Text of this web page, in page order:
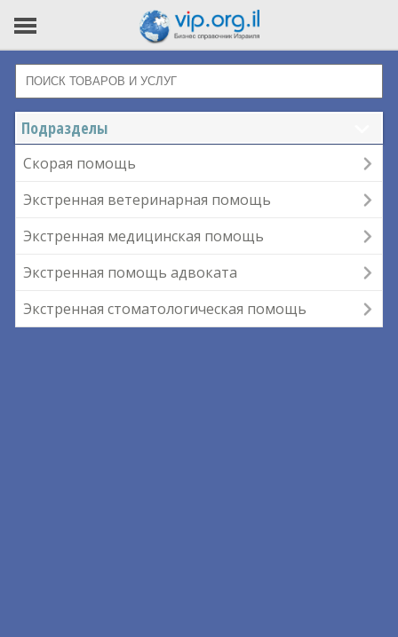
Подразделы
Скорая помощь
Экстренная ветеринарная помощь
Экстренная медицинская помощь
Экстренная помощь адвоката
Экстренная стоматологическая помощь